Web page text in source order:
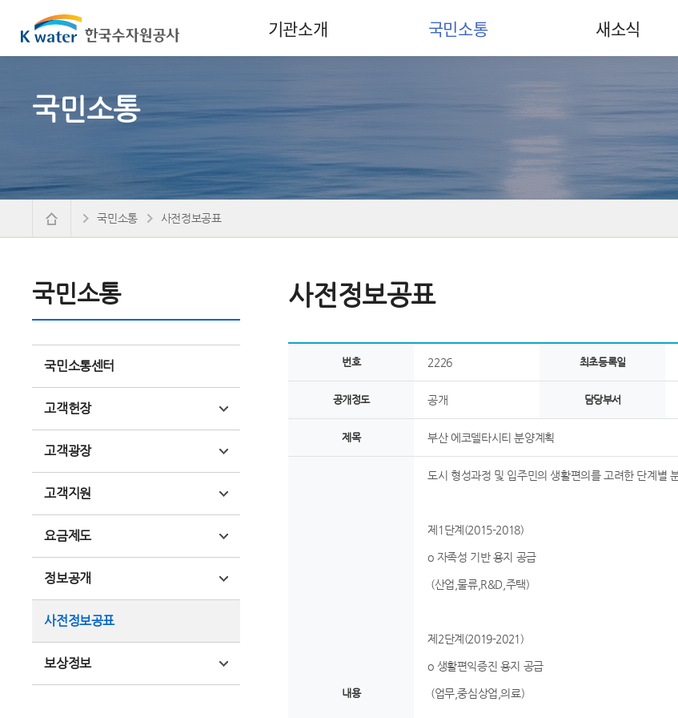
기관소개 국민소통 새소식
국민소통
국민소통
국민소통센터
고객헌장
고객광장
고객지원
요금제도
정보공개
사전정보공표
보상정보
국민소통 사전정보공표
사전정보공표
번호 2226 최초등록일
공개정도 공개 담당부서
제목 부산 에코델타시티 분양계획
내용
도시 형성과정 및 입주민의 생활편의를 고려한 단계별
제1단계(2015-2018)
o 자족성 기반 용지 공급
(산업,물류,R&D,주택)
제2단계(2019-2021)
o 생활편익증진 용지 공급
(업무,중심상업,의료)